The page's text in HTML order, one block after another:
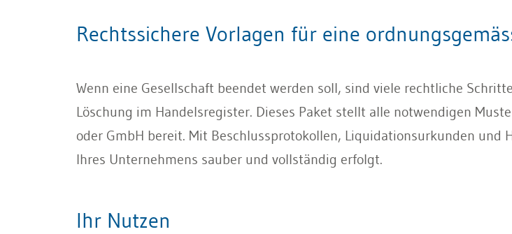
Rechtssichere Vorlagen für eine
Wenn eine Gesellschaft beendet werden soll, sind viele rechtliche
Löschung im Handelsregister. Dieses Paket stellt alle notwendigen
oder GmbH bereit. Mit Beschlussprotokollen, Liquidationsurkunden und
Ihres Unternehmens sauber und vollständig erfolgt.
Ihr Nutzen